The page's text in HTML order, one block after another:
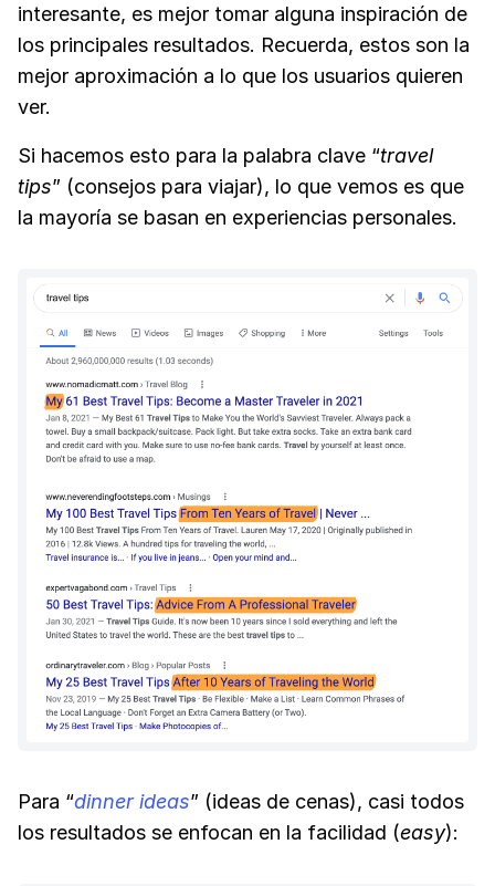
interesante, es mejor tomar alguna inspiración de
los principales resultados. Recuerda, estos son la
mejor aproximación a lo que los usuarios quieren
ver.
Si hacemos esto para la palabra clave “travel
tips” (consejos para viajar), lo que vemos es que
la mayoría se basan en experiencias personales.
Para “dinner ideas” (ideas de cenas), casi todos
los resultados se enfocan en la facilidad (easy):